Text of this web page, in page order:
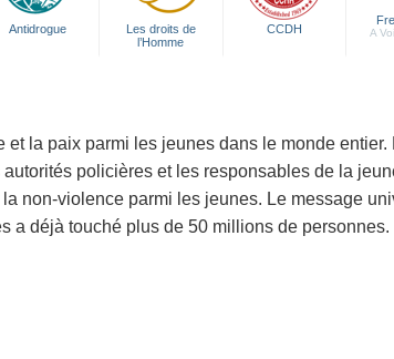
Antidrogue
Les droits de
l’Homme
CCDH A
la paix parmi les jeunes dans le monde entier.
policières et les responsables de la
non-violence parmi les jeunes. Le message
a déjà touché plus de 50 millions de personnes.